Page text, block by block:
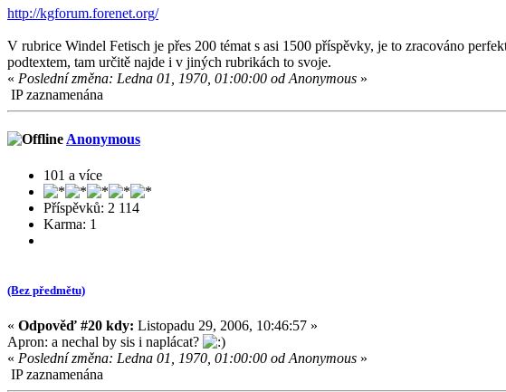
http://kgforum.forenet.org/
V rubrice Windel Fetisch je přes 200 témat s asi 1500 příspěvky, je to zracováno
podtextem, tam určitě najde i v jiných rubrikách to svoje.
« Poslední změna: Ledna 01, 1970, 01:00:00 od Anonymous »
IP zaznamenána
Anonymous
101 a více
Příspěvků: 2 114
Karma: 1
(Bez předmětu)
« Odpověď #20 kdy: Listopadu 29, 2006, 10:46:57 »
Apron: a nechal by sis i naplácat?
« Poslední změna: Ledna 01, 1970, 01:00:00 od Anonymous »
IP zaznamenána